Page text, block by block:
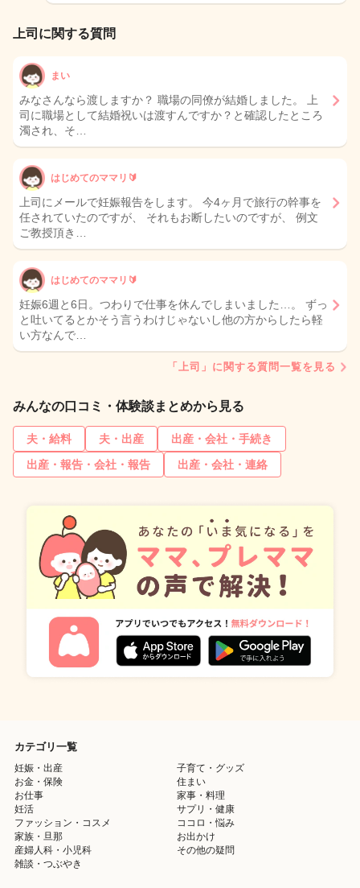
上司に関する質問
まい
みなさんなら渡しますか？ 職場の同僚が結婚しました。 上
司に職場として結婚祝いは渡すんですか？と確認したところ
濁され、そ…
はじめてのママリ🔰
上司にメールで妊娠報告をします。 今4ヶ月で旅行の幹事を
任されていたのですが、 それもお断したいのですが、 例文
ご教授頂き…
はじめてのママリ🔰
妊娠6週と6日。つわりで仕事を休んでしまいました…。 ずっ
と吐いてるとかそう言うわけじゃないし他の方からしたら軽
い方なんで…
「上司」に関する質問一覧を見る
みんなの口コミ・体験談まとめから見る
夫・給料 夫・出産
出産・会社・手続き
出産・報告・会社・報告
出産・会社・連絡
カテゴリ一覧
妊娠・出産
子育て・グッズ
お金・保険
住まい
お仕事
家事・料理
妊活
サプリ・健康
ファッション・コスメ
ココロ・悩み
家族・旦那
お出かけ
産婦人科・小児科
その他の疑問
雑談・つぶやき